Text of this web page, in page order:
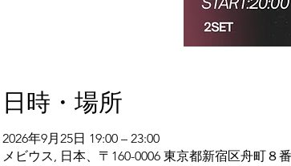
日時・場所
2026年9月25日 19:00 – 23:00
メビウス, 日本、〒160-0006 東京都新宿区舟町８